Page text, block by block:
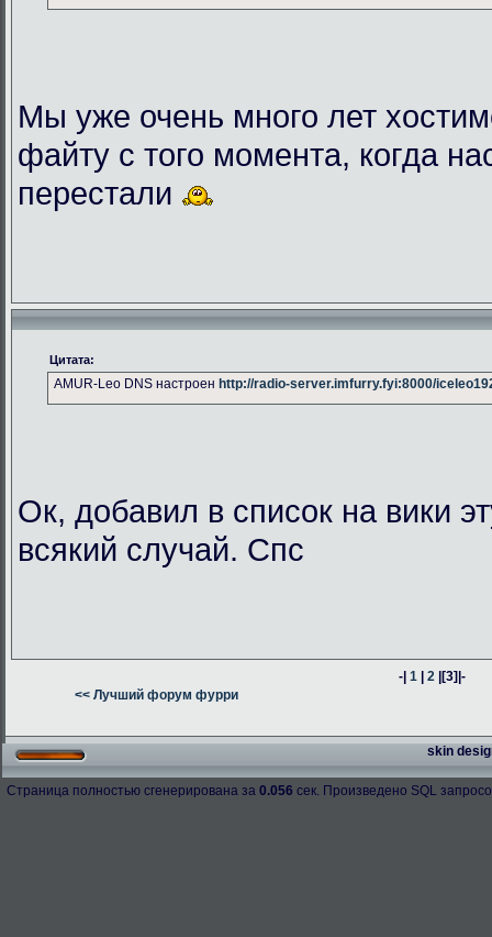
Мы уже очень много лет
файту с того момента, когда
перестали
Цитата:
AMUR-Leo DNS настроен http://radio-server.imfurry.fyi:8000/
Ок, добавил в список на вики
всякий случай. Спс
-|1 |2 |[3]|-
<< Лучший форум фурри
skin
Страница полностью сгенерирована за 0.056 сек. Произведено SQL